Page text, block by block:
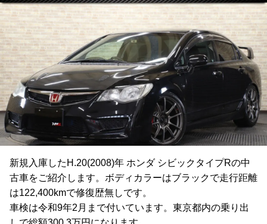
新規入庫したH.20(2008)年 ホンダ シビックタイプRの中
古車をご紹介します。ボディカラーはブラックで走行距離
は122,400kmで修復歴無しです。
車検は令和9年2月まで付いています。東京都内の乗り出